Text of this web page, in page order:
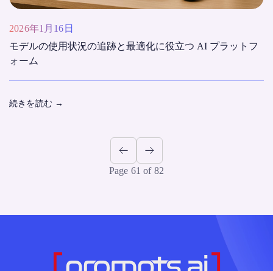
2026年1月16日
モデルの使用状況の追跡と最適化に役立つ AI プラットフ
ォーム
続きを読む →
Page 61 of 82